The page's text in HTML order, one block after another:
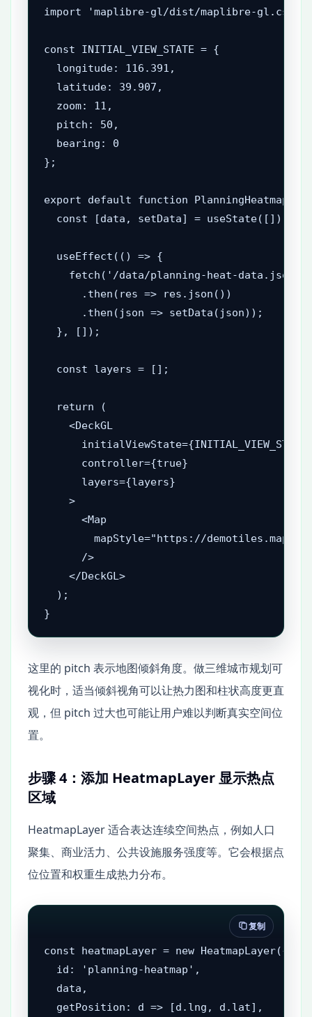
import 'maplibre-gl/dist/maplibre-gl.css';
const INITIAL_VIEW_STATE = {
  longitude: 116.391,
  latitude: 39.907,
  zoom: 11,
  pitch: 50,
  bearing: 0
};
export default function PlanningHeatmap()
  const [data, setData] = useState([]);
  useEffect(() => {
    fetch('/data/planning-heat-data.json')
      .then(res => res.json())
      .then(json => setData(json));
  }, []);
  const layers = [];
  return (
    <DeckGL
      controller={true}
      layers={layers}
    >
      <Map
mapStyle="https://
      />
    </DeckGL>
  );
}
这里的 pitch 表示地图倾斜角度。做三维城市规划可
视化时，适当倾斜视角可以让热力图和柱状高度更直
观，但 pitch 过大也可能让用户难以判断真实空间位
置。
步骤 4：添加 HeatmapLayer 显示热点
区域
HeatmapLayer 适合表达连续空间热点，例如人口
聚集、商业活力、公共设施服务强度等。它会根据点
位位置和权重生成热力分布。
const heatmapLayer = new HeatmapLayer({
  id: 'planning-heatmap',
  data,
  getPosition: d => [d.lng, d.lat],
复制